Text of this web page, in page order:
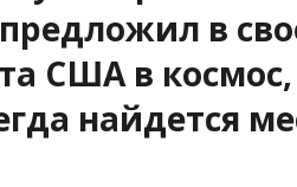
предложил в
США в космос,
найдется